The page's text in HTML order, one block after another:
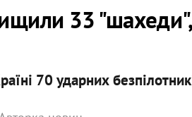
33
70 ударних